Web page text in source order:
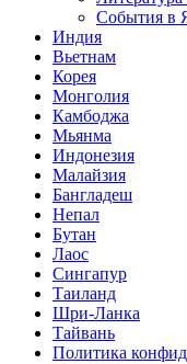
События в
Индия
Вьетнам
Корея
Монголия
Камбоджа
Мьянма
Индонезия
Малайзия
Бангладеш
Непал
Бутан
Лаос
Сингапур
Таиланд
Шри-Ланка
Тайвань
Политика